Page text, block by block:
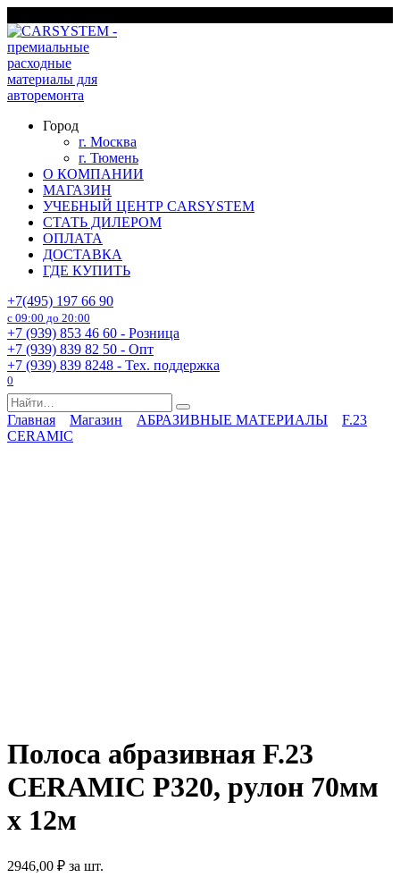
к
содержанию
Город
г. Москва
г. Тюмень
О КОМПАНИИ
МАГАЗИН
УЧЕБНЫЙ ЦЕНТР CARSYSTEM
СТАТЬ ДИЛЕРОМ
ОПЛАТА
ДОСТАВКА
ГДЕ КУПИТЬ
+7(495) 197 66 90
с 09:00 до 20:00
+7 (939) 853 46 60 - Розница
+7 (939) 839 82 50 - Опт
+7 (939) 839 8248 - Тех. поддержка
0
Search
for:
Главная Магазин АБРАЗИВНЫЕ МАТЕРИАЛЫ
F.23
CERAMIC
Полоса абразивная F.23
CERAMIC P320, рулон 70мм
x 12м
2946,00 ₽ за шт.